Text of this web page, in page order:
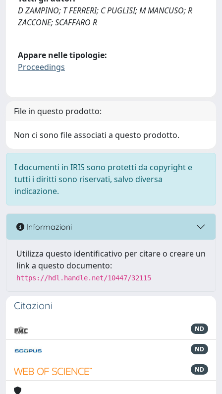
D ZAMPINO; T FERRERI; C PUGLISI; M MANCUSO; R
ZACCONE; SCAFFARO R
Appare nelle tipologie:
Proceedings
File in questo prodotto:
Non ci sono file associati a questo prodotto.
I documenti in IRIS sono protetti da copyright e
tutti i diritti sono riservati, salvo diversa
indicazione.
Informazioni
Utilizza questo identificativo per citare o creare un
link a questo documento:
https://hdl.handle.net/10447/32115
Citazioni
ND
ND
ND